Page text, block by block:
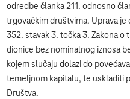
odredbe članka 211. odnosno
trgovačkim društvima. Uprava
352. stavak 3. točka 3. Zakona
dionice bez nominalnog iznosa
kojem slučaju dolazi do
temeljnom kapitalu, te uskladiti
Društva.